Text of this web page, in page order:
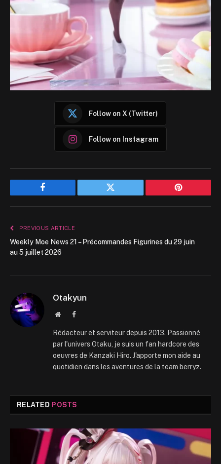
Follow on X (Twitter)
Follow on Instagram
Facebook Twitter Pinterest
PREVIOUS ARTICLE
Weekly Moe News 21 – Précommandes Figurines du 29 juin
au 5 juillet 2026
Otakyun
WebsiteFacebook
Rédacteur et serviteur depuis 2013. Passionné
par l'univers Otaku, je suis un fan hardcore des
oeuvres de Kanzaki Hiro. J'apporte mon aide au
quotidien dans les aventures de la team berryz.
RELATED POSTS